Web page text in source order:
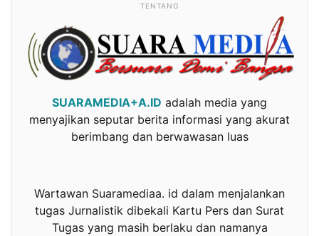
TENTANG
SUARAMEDIA+A.ID adalah media yang
menyajikan seputar berita informasi yang akurat
berimbang dan berwawasan luas
Wartawan Suaramediaa. id dalam menjalankan
tugas Jurnalistik dibekali Kartu Pers dan Surat
Tugas yang masih berlaku dan namanya